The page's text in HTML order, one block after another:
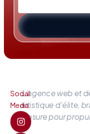
L’agence web et
artistique d’élite,
mesure pour
Social
Media